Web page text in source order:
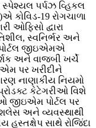
પર્પઝ વ્હિકલ
કોવિડ-19 રોગચાળા
ઓફિસો દ્વારા
સ્વનિર્ભર અને
જીઇએમએ
અને વાજબી ખર્ચે
પર ખરીદીને
નાણાકીય નિયમો
કેટેગરીઓ વિશે
જીઇએમ પોર્ટલ પર
અને વ્યવસ્થાથી
હસ્તક્ષેપ સાથે રોજિંદા